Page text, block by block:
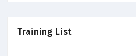
Training List